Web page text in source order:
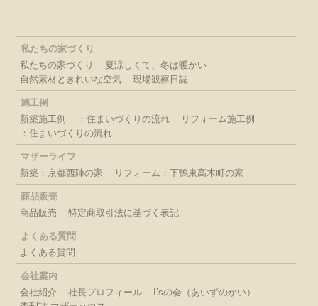
私たちの家づくり
私たちの家づくり
夏涼しくて、冬は暖かい
自然素材ときれいな空気
現場観察日誌
施工例
新築施工例
：住まいづくりの流れ
リフォーム施工例
：住まいづくりの流れ
マザーライフ
新築：京都西陣の家
リフォーム：下鴨東高木町の家
商品販売
商品販売
特定商取引法に基づく表記
よくある質問
よくある質問
会社案内
会社紹介
社長プロフィール
I’sの会（あいずのかい）